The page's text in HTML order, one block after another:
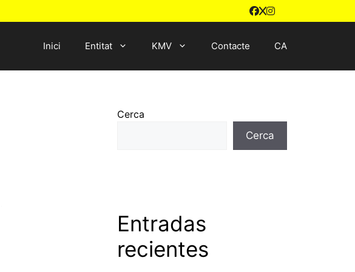
Inici Entitat KMV Contacte CA
Cerca
Cerca
Entradas
recientes